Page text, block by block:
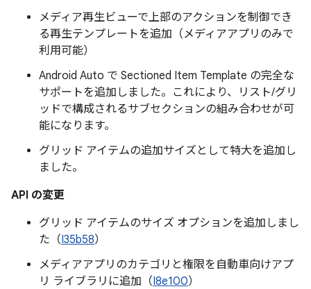
メディア再生ビューで上部のアクションを制御でき
る再生テンプレートを追加（メディアアプリのみで
利用可能）
Android Auto で Sectioned Item Template の完全な
サポートを追加しました。これにより、リスト/グリ
ッドで構成されるサブセクションの組み合わせが可
能になります。
グリッド アイテムの追加サイズとして特大を追加し
ました。
API の変更
グリッド アイテムのサイズ オプションを追加しまし
た（I35b58）
メディアアプリのカテゴリと権限を自動車向けアプ
リ ライブラリに追加（I8e100）